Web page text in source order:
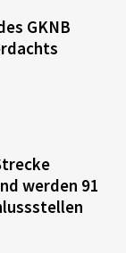
GKNB
werden 91